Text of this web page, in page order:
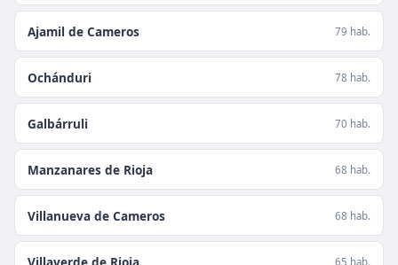
Ajamil de Cameros 79 hab.
Ochánduri 78 hab.
Galbárruli 70 hab.
Manzanares de Rioja 68 hab.
Villanueva de Cameros 68 hab.
65 hab.